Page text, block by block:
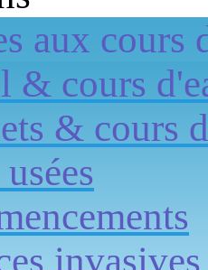
aux cours
& cours
& cours
invasives